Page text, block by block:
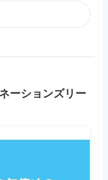
ーションズリー